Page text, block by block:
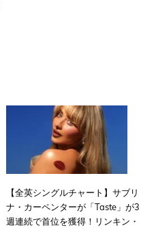
【全英シングルチャート】サブリ
ナ・カーペンターが「Taste」が3
週連続で首位を獲得！リンキン・